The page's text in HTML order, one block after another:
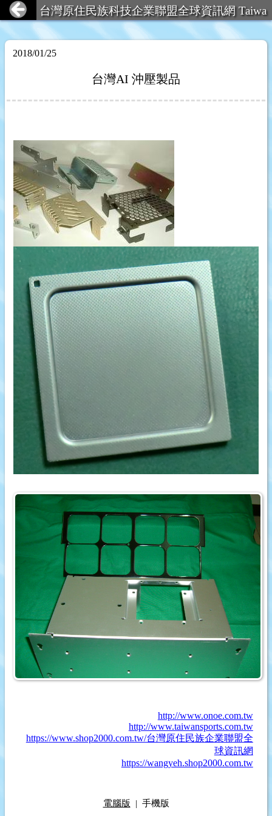
台灣原住民族科技企業聯盟全球資訊網 Taiwa
n Aboriginal Technology Ent
2018/01/25
台灣AI 沖壓製品
http://www.onoe.com.tw
http://www.taiwansports.com.tw
https://www.shop2000.com.tw/台灣原住民族企業聯盟全
球資訊網
https://wangyeh.shop2000.com.tw
電腦版 | 手機版